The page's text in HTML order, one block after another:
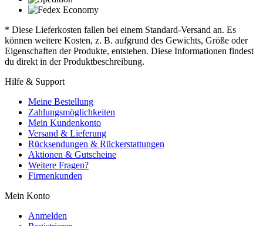
* Diese Lieferkosten fallen bei einem Standard-Versand an. Es
können weitere Kosten, z. B. aufgrund des Gewichts, Größe oder
Eigenschaften der Produkte, entstehen. Diese Informationen findest
du direkt in der Produktbeschreibung.
Hilfe & Support
Meine Bestellung
Zahlungsmöglichkeiten
Mein Kundenkonto
Versand & Lieferung
Rücksendungen & Rückerstattungen
Aktionen & Gutscheine
Weitere Fragen?
Firmenkunden
Mein Konto
Anmelden